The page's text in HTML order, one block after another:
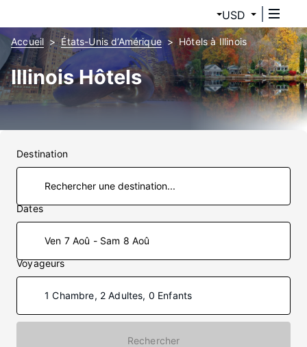
USD
Accueil États-Unis d’Amérique Hôtels à Illinois
Illinois Hôtels
Destination
Dates
Ven 7 Aoû - Sam 8 Aoû
Voyageurs
1 Chambre, 2 Adultes, 0 Enfants
Rechercher